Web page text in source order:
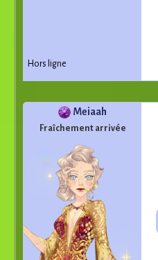
Hors ligne
Meiaah
Fraîchement arrivée